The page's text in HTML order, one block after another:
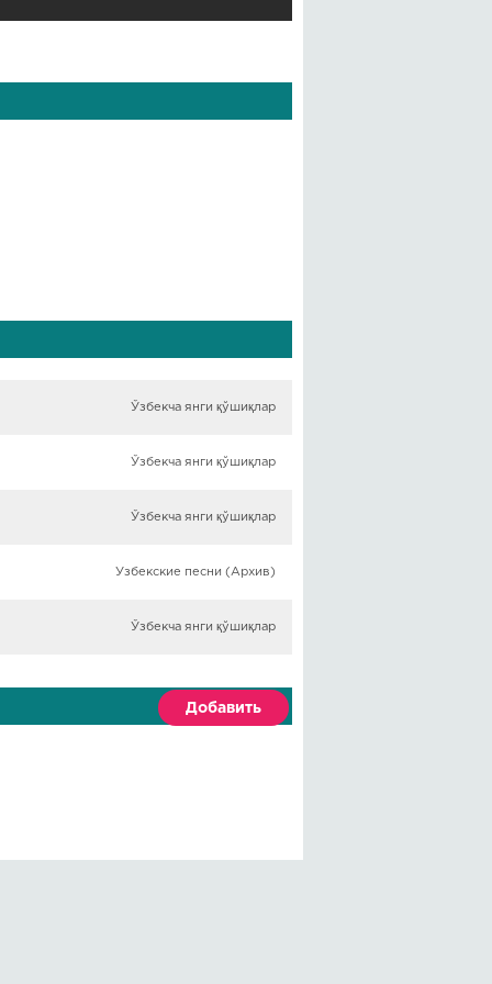
Ўзбекча янги қўшиқлар
Ўзбекча янги қўшиқлар
Ўзбекча янги қўшиқлар
Узбекские песни (Архив)
Ўзбекча янги қўшиқлар
Добавить